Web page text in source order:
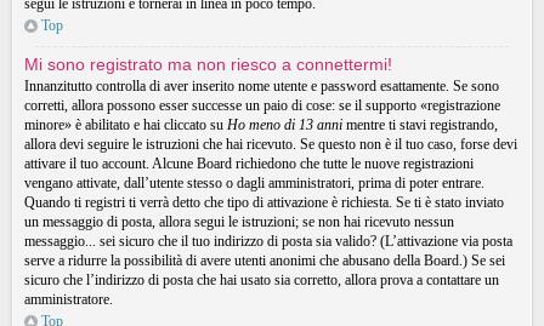
segui le istruzioni e tornerai in linea in poco tempo.
Top
Mi sono registrato ma non riesco a connettermi!
Innanzitutto controlla di aver inserito nome utente e password esattamente. Se sono
corretti, allora possono esser successe un paio di cose: se il supporto «registrazione
minore» è abilitato e hai cliccato su Ho meno di 13 anni mentre ti stavi registrando,
allora devi seguire le istruzioni che hai ricevuto. Se questo non è il tuo caso, forse devi
attivare il tuo account. Alcune Board richiedono che tutte le nuove registrazioni
vengano attivate, dall’utente stesso o dagli amministratori, prima di poter entrare.
Quando ti registri ti verrà detto che tipo di attivazione è richiesta. Se ti è stato inviato
un messaggio di posta, allora segui le istruzioni; se non hai ricevuto nessun
messaggio... sei sicuro che il tuo indirizzo di posta sia valido? (L’attivazione via posta
serve a ridurre la possibilità di avere utenti anonimi che abusano della Board.) Se sei
sicuro che l’indirizzo di posta che hai usato sia corretto, allora prova a contattare un
amministratore.
Top